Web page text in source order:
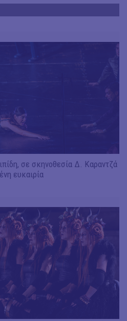
σε σκηνοθεσία Δ. Καραντζά
ευκαιρία